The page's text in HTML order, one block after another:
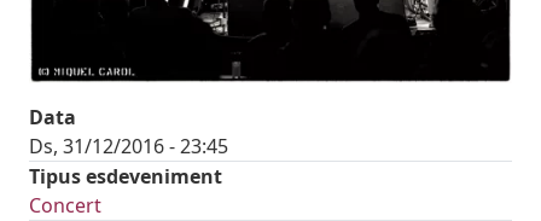
Data
Ds, 31/12/2016 - 23:45
Tipus esdeveniment
Concert